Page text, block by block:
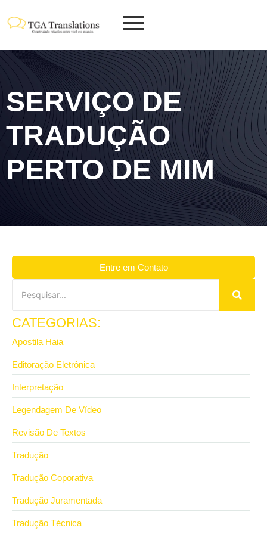
SERVIÇO DE
TRADUÇÃO
PERTO DE MIM
Entre em Contato
CATEGORIAS:
Apostila Haia
Editoração Eletrônica
Interpretação
Legendagem De Vídeo
Revisão De Textos
Tradução
Tradução Coporativa
Tradução Juramentada
Tradução Técnica